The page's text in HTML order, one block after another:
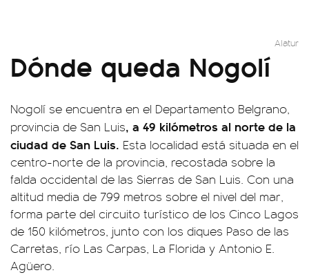
Alatur
Dónde queda Nogolí
Nogolí se encuentra en el Departamento Belgrano,
provincia de San Luis, a 49 kilómetros al norte de la
ciudad de San Luis. Esta localidad está situada en el
centro-norte de la provincia, recostada sobre la
falda occidental de las Sierras de San Luis. Con una
altitud media de 799 metros sobre el nivel del mar,
forma parte del circuito turístico de los Cinco Lagos
de 150 kilómetros, junto con los diques Paso de las
Carretas, río Las Carpas, La Florida y Antonio E.
Agüero.